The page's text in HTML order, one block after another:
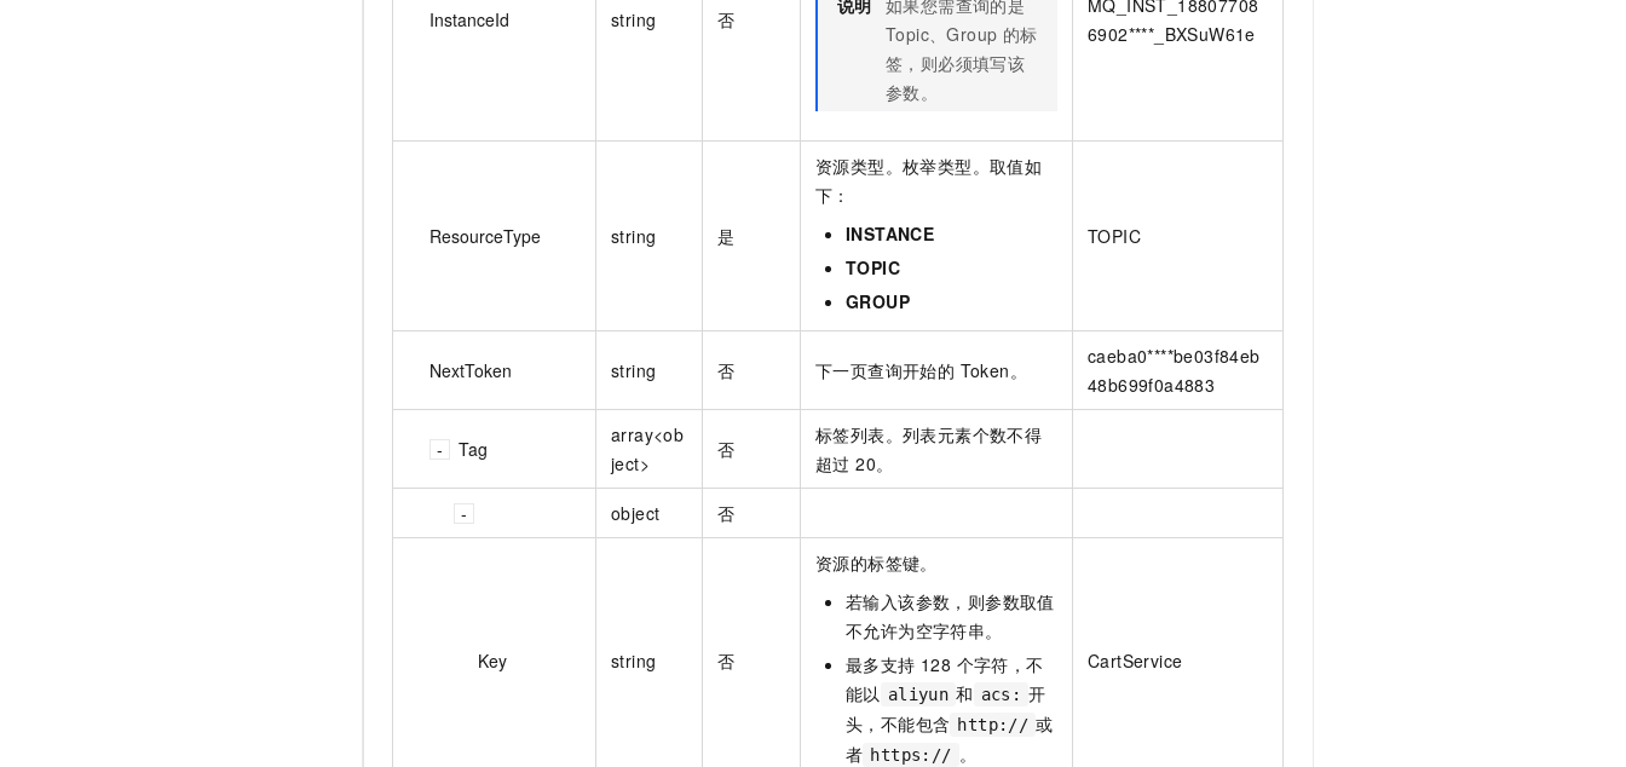
InstanceId string 否
Topic、Group 的标
签，则必须填写该
参数。
6902****_BXSuW61e
ResourceType string 是
资源类型。枚举类型。取值如
下：
INSTANCE
TOPIC
GROUP
TOPIC
NextToken string 否 下一页查询开始的 Token。
caeba0****be03f84eb
48b699f0a4883
Tag
array<ob
ject>
否
标签列表。列表元素个数不得
超过 20。
object 否
Key string 否
资源的标签键。
若输入该参数，则参数取值
不允许为空字符串。
最多支持 128 个字符，不
能以
aliyun 和 acs: 开
头，不能包含 http:// 或
者 https:// 。
CartService